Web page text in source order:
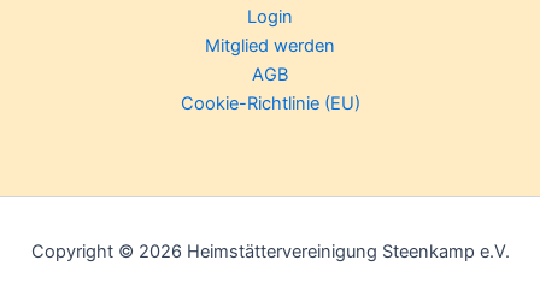
Login
Mitglied werden
AGB
Cookie-Richtlinie (EU)
Copyright © 2026 Heimstättervereinigung Steenkamp e.V.